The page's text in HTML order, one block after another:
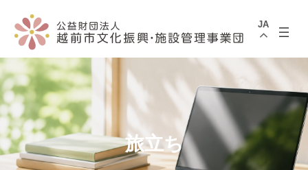
へ
ス
キ
ッ
プ
ョ
ン
に
移
動
JA
旅立ち